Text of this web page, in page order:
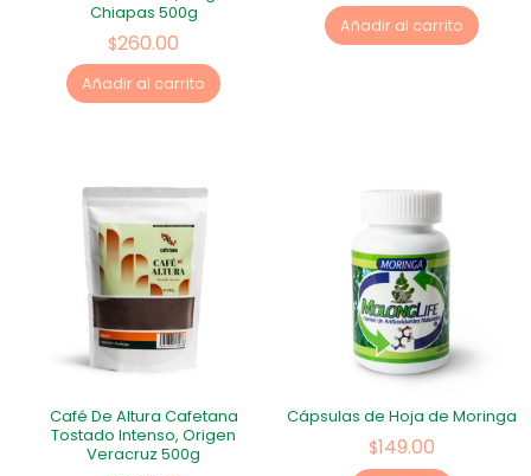
Chiapas 500g
$260.00
Añadir al carrito
Añadir al carrito
Café De Altura Cafetana
Tostado Intenso, Origen
Veracruz 500g
Cápsulas de Hoja de Moringa
$149.00